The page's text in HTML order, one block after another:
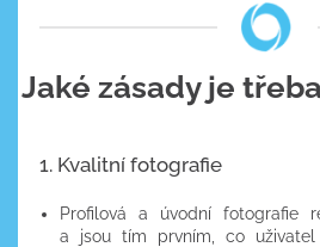
Jaké zásady je
1. Kvalitní fotografie
Profilová a úvodní fotografie
a jsou tím prvním, co uživatel